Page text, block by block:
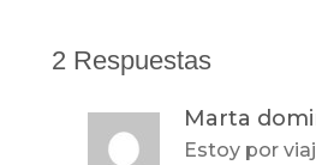
2 Respuestas
Marta
Estoy por